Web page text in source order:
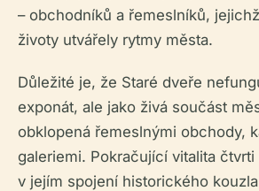
– obchodníků a řemeslníků,
životy utvářely rytmy města.
Důležité je, že Staré dveře
exponát, ale jako živá součást
obklopená řemeslnými obchody,
galeriemi. Pokračující vitalita
v jejím spojení historického